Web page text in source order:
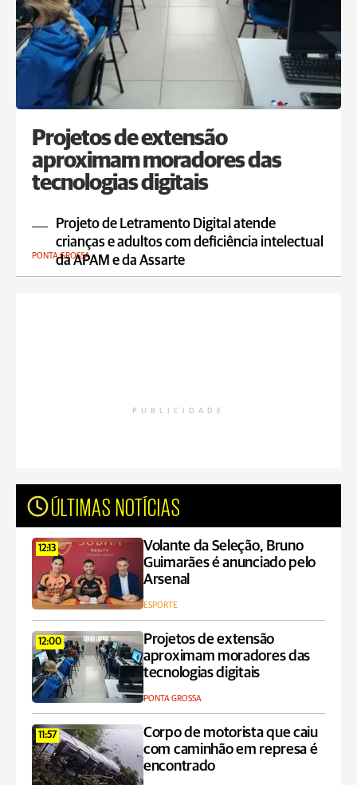
Projetos de extensão
aproximam moradores das
tecnologias digitais
Projeto de Letramento Digital atende
crianças e adultos com deficiência intelectual
da APAM e da Assarte
PONTA GROSSA
PUBLICIDADE
ÚLTIMAS NOTÍCIAS
12:13
Volante da Seleção, Bruno
Guimarães é anunciado pelo
Arsenal
ESPORTE
12:00
Projetos de extensão
aproximam moradores das
tecnologias digitais
PONTA GROSSA
11:57
Corpo de motorista que caiu
com caminhão em represa é
encontrado